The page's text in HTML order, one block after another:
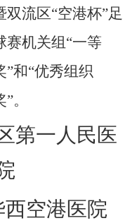
双流区“空港杯”足
赛机关组“一等
”和“优秀组织
”。
第一人民医
西空港医院